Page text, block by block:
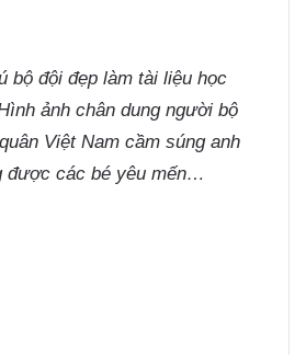
bộ đội đẹp làm tài liệu học
ảnh chân dung người bộ
Việt Nam cầm súng anh
được các bé yêu mến…